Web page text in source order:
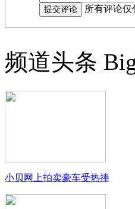
所有评论
频道头条
小贝网上拍卖豪车受热捧